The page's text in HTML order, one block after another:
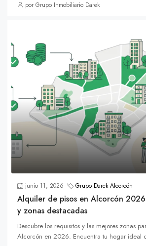
por Grupo Inmobiliario Darek
junio 11, 2026 Grupo Darek Alcorcón
Alquiler de pisos en Alcorcón
y zonas destacadas
Descubre los requisitos y las mejores zonas
Alcorcón en 2026. Encuentra tu hogar ideal